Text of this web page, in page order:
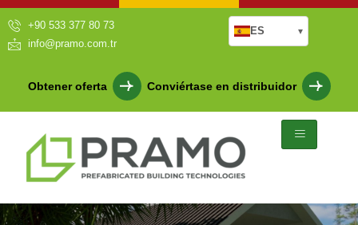
+90 533 377 80 73
info@pramo.com.tr
Obtener oferta Conviértase en distribuidor
ES ▾